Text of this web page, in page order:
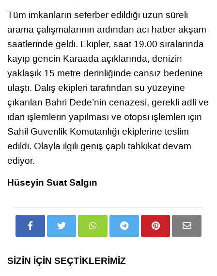
Tüm imkanların seferber edildiği uzun süreli
arama çalışmalarının ardından acı haber akşam
saatlerinde geldi. Ekipler, saat 19.00 sıralarında
kayıp gencin Karaada açıklarında, denizin
yaklaşık 15 metre derinliğinde cansız bedenine
ulaştı. Dalış ekipleri tarafından su yüzeyine
çıkarılan Bahri Dede’nin cenazesi, gerekli adli ve
idari işlemlerin yapılması ve otopsi işlemleri için
Sahil Güvenlik Komutanlığı ekiplerine teslim
edildi. Olayla ilgili geniş çaplı tahkikat devam
ediyor.
Hüseyin Suat Salgın
SİZİN İÇİN SEÇTİKLERİMİZ